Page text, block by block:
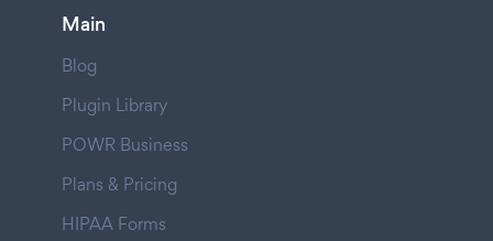
Main
Blog
Plugin Library
POWR Business
Plans & Pricing
HIPAA Forms